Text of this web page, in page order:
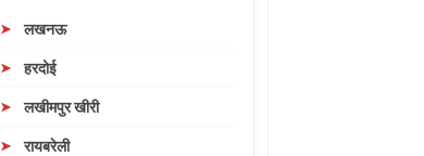
लखनऊ
हरदोई
लखीमपुर खीरी
रायबरेली